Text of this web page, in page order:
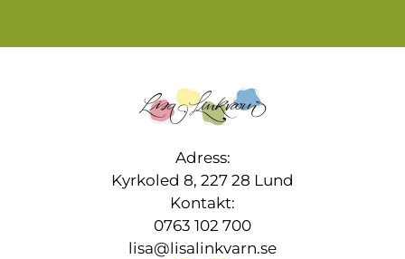
Adress:
Kyrkoled 8, 227 28 Lund
Kontakt:
0763 102 700
lisa@lisalinkvarn.se